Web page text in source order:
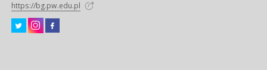
https://bg.pw.edu.pl